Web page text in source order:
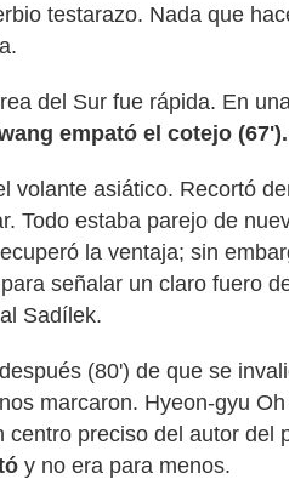
testarazo. Nada que
del Sur fue rápida. En
empató el cotejo (67').
volante asiático. Recortó
Todo estaba parejo de
la ventaja; sin
señalar un claro fuero
Sadílek.
(80') de que se
marcaron. Hyeon-gyu
centro preciso del autor del
y no era para menos.